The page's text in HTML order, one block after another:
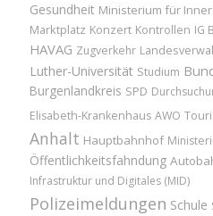
Gesundheit Ministerium für
Marktplatz Konzert Kontrollen IG
HAVAG Zugverkehr
Luther-Universität Studium
Burgenlandkreis SPD
Elisabeth-Krankenhaus AWO
Anhalt Hauptbahnhof
Öffentlichkeitsfahndung
Infrastruktur und Digitales (MID)
Polizeimeldungen Schule